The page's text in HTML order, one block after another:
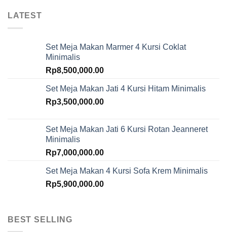
LATEST
Set Meja Makan Marmer 4 Kursi Coklat
Minimalis
Rp8,500,000.00
Set Meja Makan Jati 4 Kursi Hitam Minimalis
Rp3,500,000.00
Set Meja Makan Jati 6 Kursi Rotan Jeanneret
Minimalis
Rp7,000,000.00
Set Meja Makan 4 Kursi Sofa Krem Minimalis
Rp5,900,000.00
BEST SELLING